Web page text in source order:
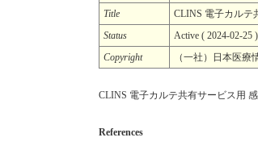
Title
CLINS 電子カルテ
Status
Active ( 2024-02-25 )
Copyright
（一社）日本医療
CLINS 電子カルテ共有サービス用
References